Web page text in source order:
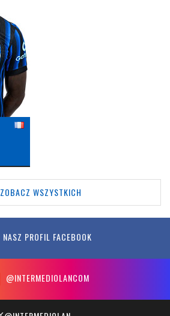
ZOBACZ WSZYSTKICH
NASZ PROFIL FACEBOOK
@INTERMEDIOLANCOM